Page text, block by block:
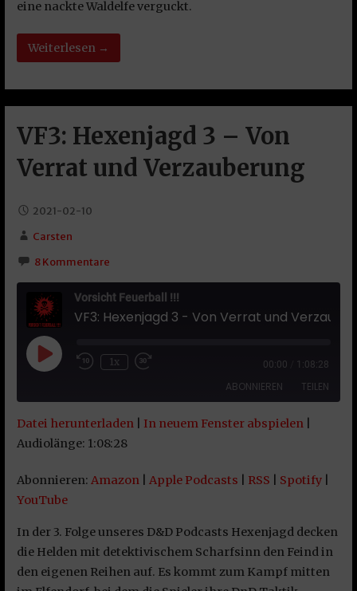
eine nackte Waldelfe verguckt.
Weiterlesen →
VF3: Hexenjagd 3 – Von
Verrat und Verzauberung
2021-02-10
Carsten
8 Kommentare
Vorsicht Feuerball !!!
Play Episode1x 00:00 1:08:28
ABONNIEREN TEILEN
Amazon
YouTube
TEILEN
EMBED
Datei herunterladen In neuem Fenster abspielen
Audiolänge: 1:08:28
Abonnieren: Amazon| Apple Podcasts RSS Spotify|
YouTube
In der 3. Folge unseres D&D Podcasts Hexenjagd decken
die Helden mit detektivischem Scharfsinn den Feind in
den eigenen Reihen auf. Es kommt zum Kampf mitten